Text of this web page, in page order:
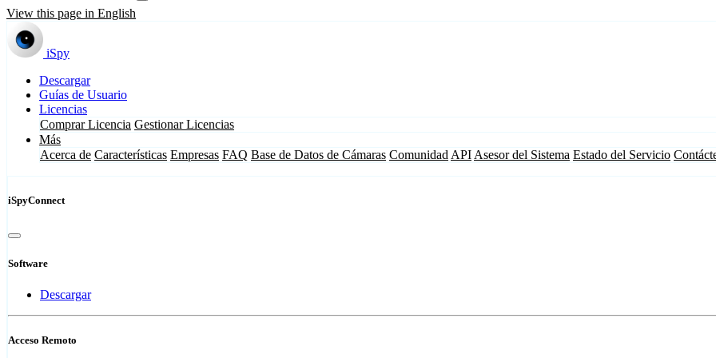
View this page in English
iSpy
Descargar
Guías de Usuario
Licencias
Comprar Licencia Gestionar Licencias
Más
Acerca de Características Empresas FAQ Base de Datos de Cámaras Comunidad API Asesor del Sistema Estado del Servicio
iSpyConnect
Software
Descargar
Acceso Remoto